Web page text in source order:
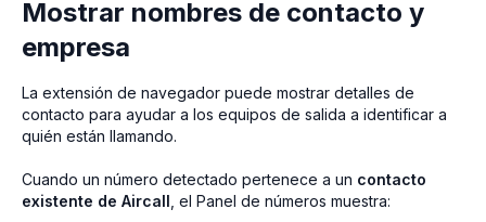
Mostrar nombres de contacto y
empresa
La extensión de navegador puede mostrar detalles de
contacto para ayudar a los equipos de salida a identificar a
quién están llamando.
Cuando un número detectado pertenece a un contacto
existente de Aircall , el Panel de números muestra: